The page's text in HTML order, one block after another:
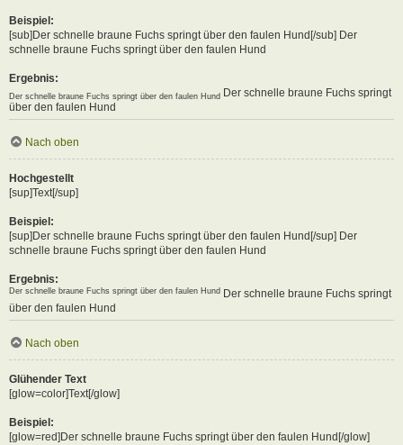
Beispiel:
[sub]Der schnelle braune Fuchs springt über den faulen Hund[/sub] Der
schnelle braune Fuchs springt über den faulen Hund
Ergebnis:
Der schnelle braune Fuchs springt über den faulen Hund Der schnelle braune Fuchs springt
über den faulen Hund
Nach oben
Hochgestellt
[sup]Text[/sup]
Beispiel:
[sup]Der schnelle braune Fuchs springt über den faulen Hund[/sup] Der
schnelle braune Fuchs springt über den faulen Hund
Ergebnis:
Der schnelle braune Fuchs springt über den faulen Hund Der schnelle braune Fuchs springt
über den faulen Hund
Nach oben
Glühender Text
[glow=color]Text[/glow]
Beispiel:
[glow=red]Der schnelle braune Fuchs springt über den faulen Hund[/glow]